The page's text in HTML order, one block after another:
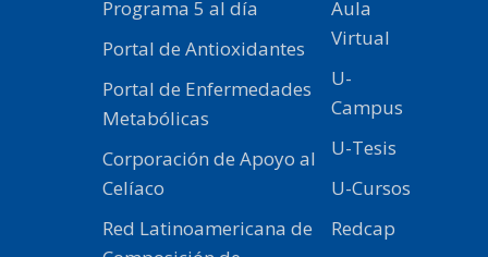
Programa 5 al día
Portal de Antioxidantes
Portal de Enfermedades
Metabólicas
Corporación de Apoyo al
Celíaco
Red Latinoamericana de
Aula
Virtual
U-
Campus
U-Tesis
U-Cursos
Redcap